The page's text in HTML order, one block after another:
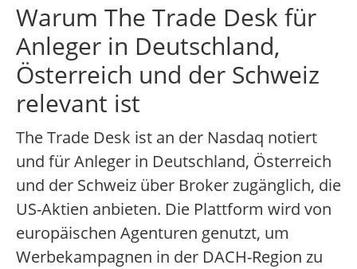
Warum The Trade Desk für
Anleger in Deutschland,
Österreich und der Schweiz
relevant ist
The Trade Desk ist an der Nasdaq notiert
und für Anleger in Deutschland, Österreich
und der Schweiz über Broker zugänglich, die
US-Aktien anbieten. Die Plattform wird von
europäischen Agenturen genutzt, um
Werbekampagnen in der DACH-Region zu